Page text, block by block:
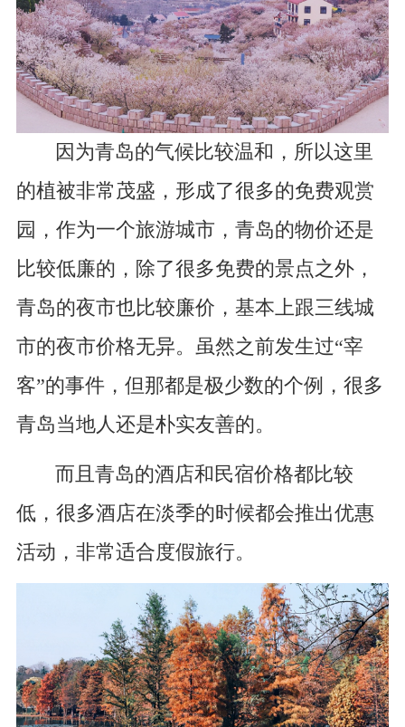
因为青岛的气候比较温和，所以这里
的植被非常茂盛，形成了很多的免费观赏
园，作为一个旅游城市，青岛的物价还是
比较低廉的，除了很多免费的景点之外，
青岛的夜市也比较廉价，基本上跟三线城
市的夜市价格无异。虽然之前发生过“宰
客”的事件，但那都是极少数的个例，很多
青岛当地人还是朴实友善的。
而且青岛的酒店和民宿价格都比较
低，很多酒店在淡季的时候都会推出优惠
活动，非常适合度假旅行。